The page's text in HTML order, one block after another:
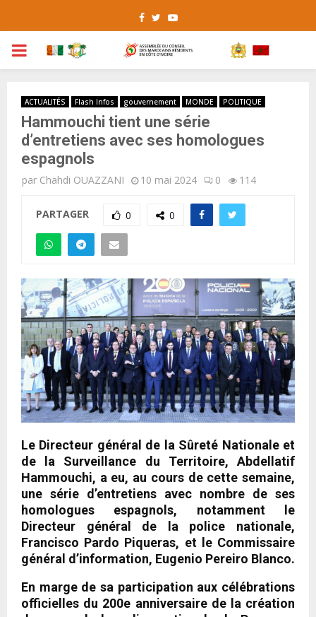
Facebook
TwitterYoutube
PRIMARY
ACTUALITÉS Flash Infos gouvernement MONDE POLITIQUE
Hammouchi tient une série
d’entretiens avec ses homologues
espagnols
par Chahdi OUAZZANI 10 mai 2024 0 114
PARTAGER 0 0
Le Directeur général de la Sûreté Nationale et
de la Surveillance du Territoire, Abdellatif
Hammouchi, a eu, au cours de cette semaine,
une série d’entretiens avec nombre de ses
homologues espagnols, notamment le
Directeur général de la police nationale,
Francisco Pardo Piqueras, et le Commissaire
général d’information, Eugenio Pereiro Blanco.
En marge de sa participation aux célébrations
officielles du 200e anniversaire de la création